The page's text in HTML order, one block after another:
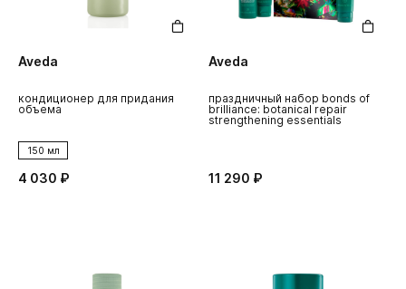
Aveda
кондиционер для придания
объема
150 мл
4 030 ₽
Aveda
праздничный набор bonds of
brilliance: botanical repair
strengthening essentials
11 290 ₽